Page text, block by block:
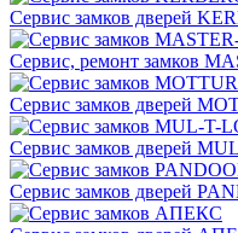
Сервис замков дверей
Сервис, ремонт замков
Сервис замков дверей
Сервис замков дверей
Сервис замков дверей